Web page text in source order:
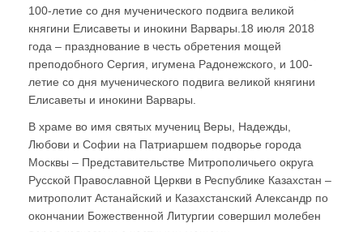
100-летие со дня мученического подвига великой
княгини Елисаветы и инокини Варвары.18 июля 2018
года – празднование в честь обретения мощей
преподобного Сергия, игумена Радонежского, и 100-
летие со дня мученического подвига великой княгини
Елисаветы и инокини Варвары.
В храме во имя святых мучениц Веры, Надежды,
Любови и Софии на Патриаршем подворье города
Москвы – Представительстве Митрополичьего округа
Русской Православной Церкви в Республике Казахстан –
митрополит Астанайский и Казахстанский Александр по
окончании Божественной Литургии совершил молебен